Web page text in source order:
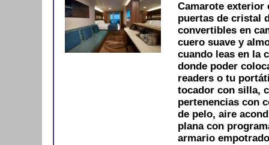
Camarote exterior
puertas de cristal
convertibles en
cuero suave y
cuando leas en la
donde poder
readers o tu
tocador con silla,
pertenencias con
de pelo, aire
plana con
armario